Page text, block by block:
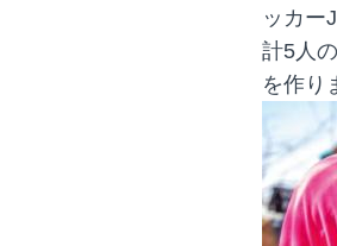
ッカー
計5人
を作り